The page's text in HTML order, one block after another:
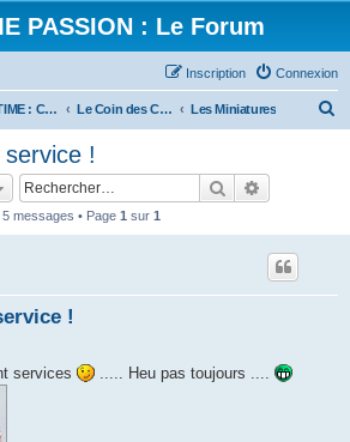
PASSION : Le Forum
Connexion
Inscription
AVANTIME : Convivialité et Partage Le Coin des Collections Les Miniatures
!
Rechercher
5 messages • Page 1 sur 1
!
services ..... Heu pas toujours ....